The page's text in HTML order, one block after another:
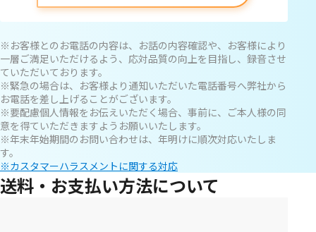
※お客様とのお電話の内容は、お話の内容確認や、お客様により
一層ご満足いただけるよう、応対品質の向上を目指し、録音させ
ていただいております。
※緊急の場合は、お客様より通知いただいた電話番号へ弊社から
お電話を差し上げることがございます。
※要配慮個人情報をお伝えいただく場合、事前に、ご本人様の同
意を得ていただきますようお願いいたします。
※年末年始期間のお問い合わせは、年明けに順次対応いたしま
す。
※カスタマーハラスメントに関する対応
送料・お支払い方法について